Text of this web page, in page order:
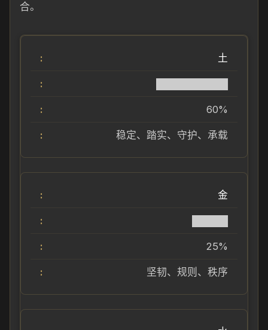
合。
土
60%
稳定、踏实、守护、承载
金
25%
坚韧、规则、秩序